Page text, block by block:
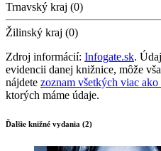
Trnavský kraj (0)
Žilinský kraj (0)
Zdroj informácií: Infogate.sk.
evidencii danej knižnice, môže
nájdete zoznam všetkých viac
ktorých máme údaje.
Ďalšie knižné vydania (2)